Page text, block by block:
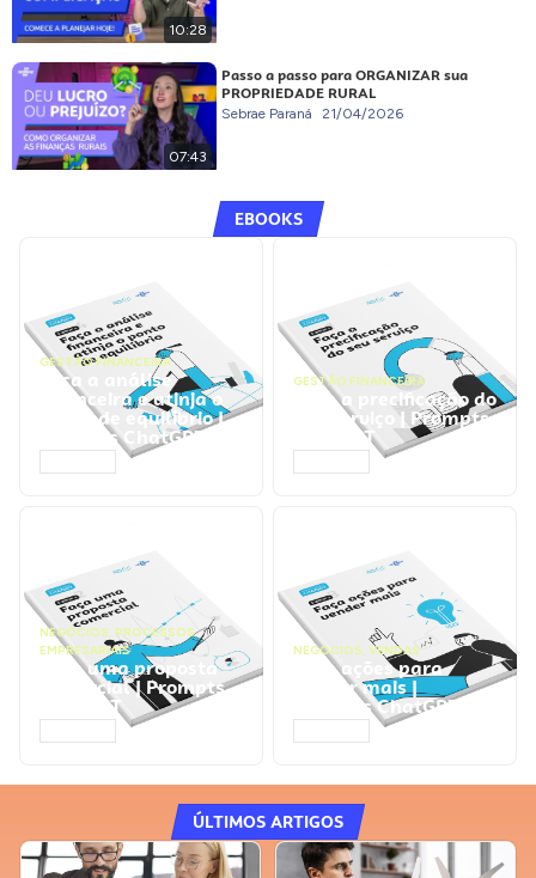
10:28
07:43
Passo a passo para ORGANIZAR sua
PROPRIEDADE RURAL
Sebrae Paraná 21/04/2026
EBOOKS
GESTÃO FINANCEIRA
Faça a análise
financeira e atinja o
ponto de equilíbrio |
Prompts ChatGPT
GESTÃO FINANCEIRA
Faça a precificação do
seu serviço | Prompts
ChatGPT
NEGÓCIOS, PROCESSOS
EMPRESARIAIS
Faça uma proposta
comercial | Prompts
ChatGPT
NEGÓCIOS, VENDAS
Faça ações para
vender mais |
Prompts ChatGPT
ÚLTIMOS ARTIGOS